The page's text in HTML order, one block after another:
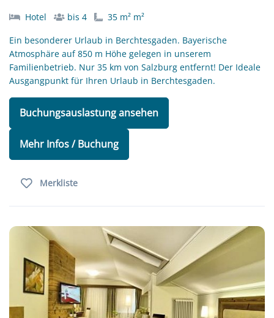
Hotel bis 4
35 m² m²
Ein besonderer Urlaub in Berchtesgaden. Bayerische
Atmosphäre auf 850 m Höhe gelegen in unserem
Familienbetrieb. Nur 35 km von Salzburg entfernt! Der Ideale
Ausgangpunkt für Ihren Urlaub in Berchtesgaden.
Buchungsauslastung ansehen
Mehr Infos / Buchung
Merkliste